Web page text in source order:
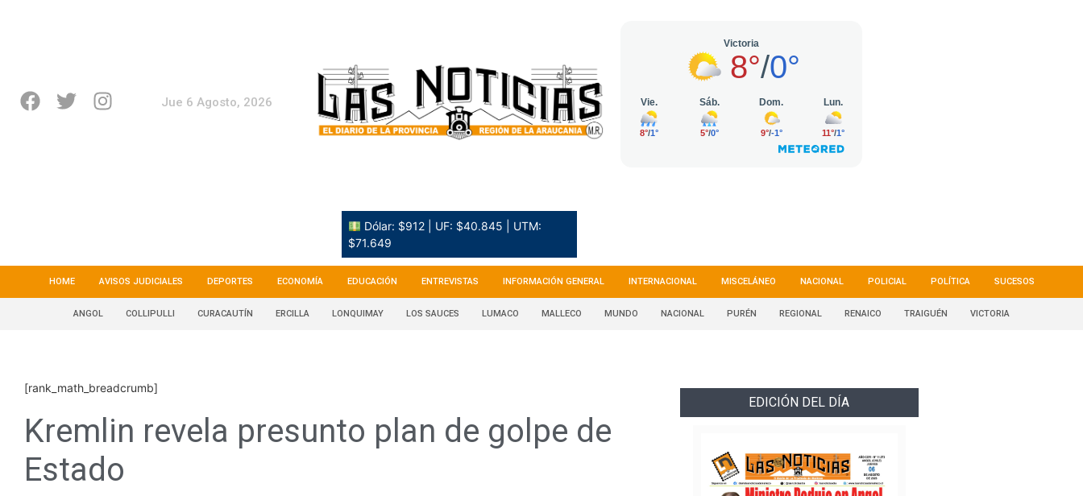
Jue 6 Agosto, 2026
Dólar: $912 | UF: $40.845 | UTM:
$71.649
HOME AVISOS JUDICIALES DEPORTES ECONOMÍA EDUCACIÓN ENTREVISTAS INFORMACIÓN GENERAL INTERNACIONAL MISCELÁNEO NACIONAL POLICIAL POLÍTICA SUCESOS
ANGOL COLLIPULLI CURACAUTÍN ERCILLA LONQUIMAY LOS SAUCES LUMACO MALLECO MUNDO NACIONAL PURÉN REGIONAL RENAICO TRAIGUÉN VICTORIA
[rank_math_breadcrumb]
Kremlin revela presunto plan de golpe de
Estado
EDICIÓN DEL DÍA